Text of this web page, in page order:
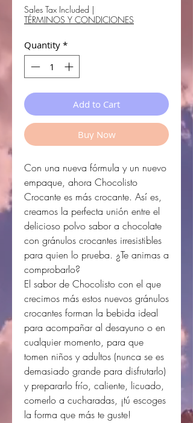
Sales Tax Included |
TÉRMINOS Y CONDICIONES
Quantity *
Add to Cart
Buy Now
Con una nueva fórmula y un nuevo
empaque, ahora Chocolisto
Crocante es más crocante. Así es,
creamos la perfecta unión entre el
delicioso polvo sabor a chocolate
con gránulos crocantes irresistibles
para quien lo prueba. ¿Te animas a
comprobarlo?
El sabor de Chocolisto con el que
crecimos más estos nuevos gránulos
crocantes forman la bebida ideal
para acompañar al desayuno o en
cualquier momento, para que
tomen niños y adultos (nunca se es
demasiado grande para disfrutarlo)
y prepararlo frío, caliente, licuado,
comerlo a cucharadas, ¡tú escoges
la forma que más te guste!